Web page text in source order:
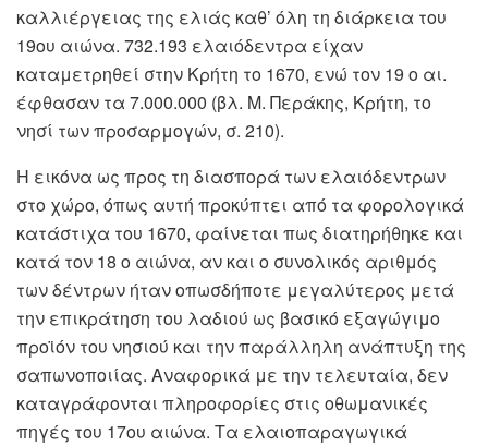
καλλιέργειας της ελιάς καθ’ όλη τη διάρκεια του
19ου αιώνα. 732.193 ελαιόδεντρα είχαν
καταμετρηθεί στην Κρήτη το 1670, ενώ τον 19 ο αι.
έφθασαν τα 7.000.000 (βλ. Μ. Περάκης, Κρήτη, το
νησί των προσαρμογών, σ. 210).
Η εικόνα ως προς τη διασπορά των ελαιόδεντρων
στο χώρο, όπως αυτή προκύπτει από τα φορολογικά
κατάστιχα του 1670, φαίνεται πως διατηρήθηκε και
κατά τον 18 ο αιώνα, αν και ο συνολικός αριθμός
των δέντρων ήταν οπωσδήποτε μεγαλύτερος μετά
την επικράτηση του λαδιού ως βασικό εξαγώγιμο
προϊόν του νησιού και την παράλληλη ανάπτυξη της
σαπωνοποιίας. Αναφορικά με την τελευταία, δεν
καταγράφονται πληροφορίες στις οθωμανικές
πηγές του 17ου αιώνα. Τα ελαιοπαραγωγικά